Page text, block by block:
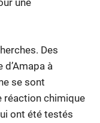
une
Des
à
se sont
réaction chimique
ont été testés